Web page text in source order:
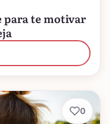
para te motivar
0